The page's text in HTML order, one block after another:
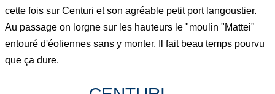
cette fois sur Centuri et son agréable petit port langoustier.
Au passage on lorgne sur les hauteurs le "moulin "Mattei"
entouré d'éoliennes sans y monter. Il fait beau temps pourvu
que ça dure.